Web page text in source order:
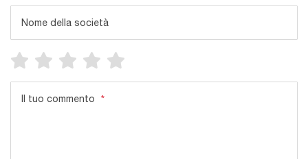
Nome della società
Il tuo commento *